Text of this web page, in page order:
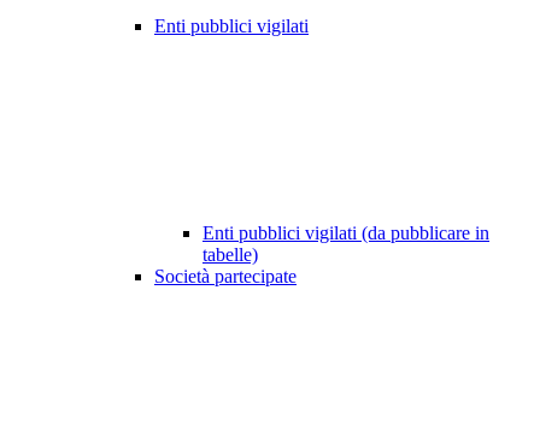
Enti pubblici vigilati
Enti pubblici vigilati (da pubblicare in
tabelle)
Società partecipate